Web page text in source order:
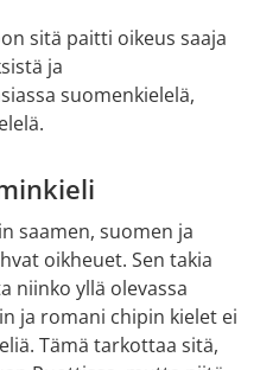
sitä paitti oikeus saaja
ja
suomenkielelä,
saamen, suomen ja
oikheuet. Sen takia
niinko yllä olevassa
ja romani chipin kielet ei
Tämä tarkottaa sitä,